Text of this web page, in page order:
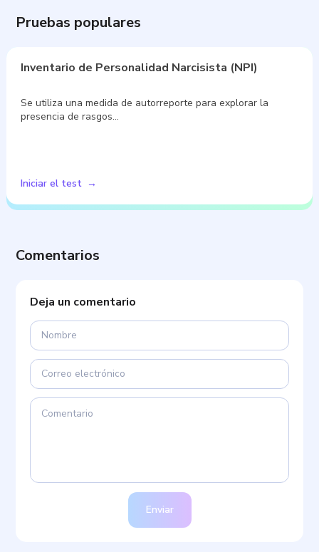
Pruebas populares
Inventario de Personalidad Narcisista (NPI)
Se utiliza una medida de autorreporte para explorar la
presencia de rasgos…
Iniciar el test
Comentarios
Deja un comentario
Enviar